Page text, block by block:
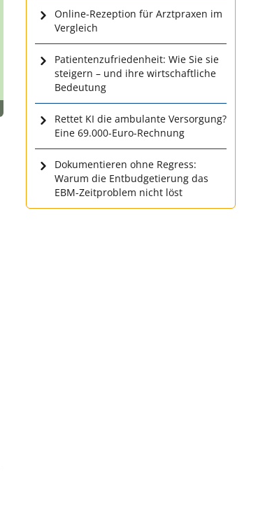
Online-Rezeption für Arztpraxen im
Vergleich
Patientenzufriedenheit: Wie Sie sie
steigern – und ihre wirtschaftliche
Bedeutung
Rettet KI die ambulante Versorgung?
Eine 69.000-Euro-Rechnung
Dokumentieren ohne Regress:
Warum die Entbudgetierung das
EBM-Zeitproblem nicht löst